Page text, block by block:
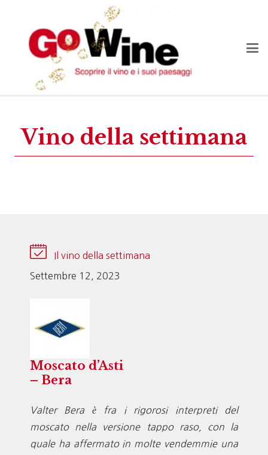
Vino della settimana
Il vino della settimana
Settembre 12, 2023
Moscato d’Asti
– Bera
Valter Bera è fra i rigorosi interpreti del
moscato nella versione tappo raso, con la
quale ha affermato in molte vendemmie una